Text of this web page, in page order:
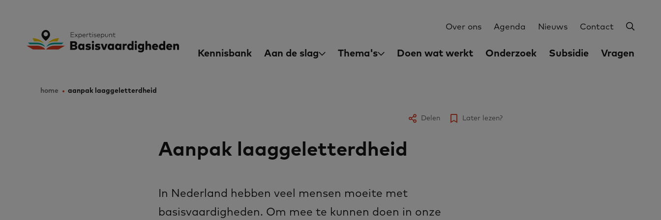
main
Expertisepunt Basisvaardigheden
Utilities
Over ons Agenda Nieuws Contact
Main
Kennisbank Aan de slag Thema's Doen wat werkt Onderzoek Subsidie Vragen
Breadcrumb
home aanpak laaggeletterdheid
Delen Later lezen?
Aanpak laaggeletterdheid
In Nederland hebben veel mensen moeite met
basisvaardigheden. Om mee te kunnen doen in onze